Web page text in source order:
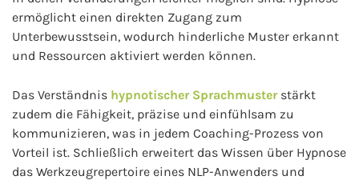
ermöglicht einen direkten Zugang zum
Unterbewusstsein, wodurch hinderliche Muster erkannt
und Ressourcen aktiviert werden können.
Das Verständnis hypnotischer Sprachmusterstärkt
zudem die Fähigkeit, präzise und einfühlsam zu
kommunizieren, was in jedem Coaching-Prozess von
Vorteil ist. Schließlich erweitert das Wissen über Hypnose
das Werkzeugrepertoire eines NLP-Anwenders und